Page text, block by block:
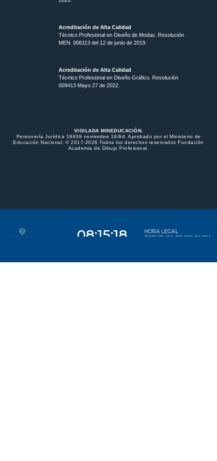
Acreditación de Alta Calidad
Técnico Profesional en Diseño de Modas. Resolución
MEN. 006113 del 12 de junio de 2019.
Acreditación de Alta Calidad
Técnico Profesional en Diseño Gráfico. Resolución
009413 Mayo 27 de 2022.
VIGILADA MINEDUCACIÓN.
Personería Jurídica 18638 noviembre 19/84. Aprobado por el Ministerio de
Educación Nacional. © 2017-2026 Todos los derechos reservados Fundación
Academia de Dibujo Profesional.